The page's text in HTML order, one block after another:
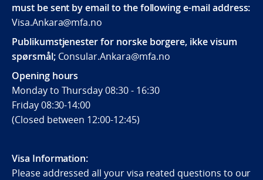
must be sent by email to the following e-mail address:
Visa.Ankara@mfa.no
Publikumstjenester for norske borgere, ikke visum
spørsmål; Consular.Ankara@mfa.no
Opening hours
Monday to Thursday 08:30 - 16:30
Friday 08:30-14:00
(Closed between 12:00-12:45)
Visa Information:
Please addressed all your visa reated questions to our